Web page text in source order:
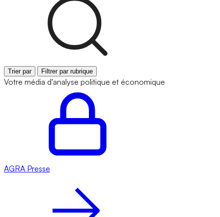
Trier par Filtrer par rubrique
Votre média d'analyse politique et économique
AGRA Presse